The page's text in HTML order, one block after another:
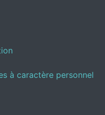
à caractère personnel